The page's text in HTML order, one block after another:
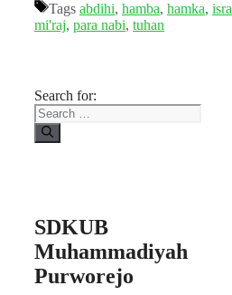
Tags abdihi, hamba, hamka, isra
mi'raj, para nabi, tuhan
Search for:
SDKUB
Muhammadiyah
Purworejo